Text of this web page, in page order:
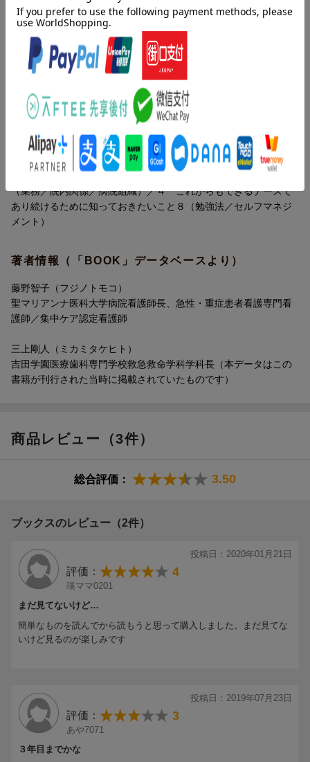
【目次】
Part1 看護技術とケアの基本でクリアしておきたいこと40
1．急変対応
急変の発見者・対応者としての動き方／急変対応サポート時に果
たすべき役割／救急カートを使いこなすための準備と役割／急変
時の院内コールシステム ほか
2．看護技術・ケア
今どきのバイタルサイン／臨床で使えるフィジカルアセスメント
／酸素療法のエビデンス／循環器疾患患者の酸素療法 ほか
3．輸液・与薬
輸液管理・IN-OUTバランス／抗菌薬の薬理と種類，使い分け／鎮
痛薬・鎮静薬の種類，使い分け／危険な薬 ほか
4．検査
方・活かし方／心電図の読み方 ほか
5．災害
Part2 病棟別の知識・ケアでクリアしておきたいこと30
6．病棟別看護ケア
者への対応／身体疾患を持った精神疾患患者への対応／整形外科
患者の介助 ほか
Part3 病院組織とコミュニケーションで知っておきたいこと22
ファレンスの開き方 ほか
8．院内関係
先輩とのコミュニケーションのとりかた／リーダーのとりかた／
後輩の相談にのる ほか
9．病院組織
病院組織について／部署や院内の勢力図／病院組織と診療報酬／
転職と看護師の給与 ほか
10．勉強法
3年目の緊急時に使える臨床推論／最新のエビデンスの取り入れ方
／看護研究，症例研究 ほか
内容紹介（「BOOK」データベースより）
これから中堅・ベテランになるあなたへ、技術・ケアから病院組
織、コミュニケーションのことまで、自身の成長を振り返る１０
０のポイント。
目次（「BOOK」データベースより）
対応／看護技術・ケア／輸液・与薬／検査／災害）／２ 病棟別
の知識・ケアでクリアしておきたいこと３０（病棟別看護ケア）
（業務／院内関係／病院組織）／４ これからもできるナースで
あり続けるために知っておきたいこと８（勉強法／セルフマネジ
メント）
著者情報（「BOOK」データベースより）
藤野智子（フジノトモコ）
聖マリアンナ医科大学病院看護師長、急性・重症患者看護専門看
護師／集中ケア認定看護師
三上剛人（ミカミタケヒト）
吉田学園医療歯科専門学校救急救命学科学科長（本データはこの
書籍が刊行された当時に掲載されていたものです）
商品レビュー（3件）
総合評価： 3.50
ブックスのレビュー（2件）
投稿日：2020年01月21日
評価： 4
瑛ママ0201
まだ見てないけど…
簡単なものを読んでから読もうと思って購入しました。まだ見てな
いけど見るのが楽しみです
投稿日：2019年07月23日
評価： 3
あや7071
３年目までかな